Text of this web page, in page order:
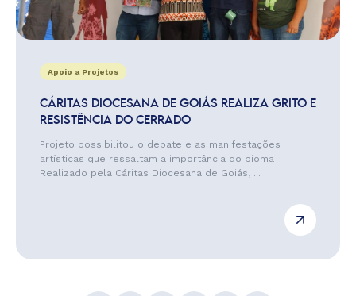
Apoio a Projetos
CÁRITAS DIOCESANA DE GOIÁS REALIZA GRITO E
RESISTÊNCIA DO CERRADO
Projeto possibilitou o debate e as manifestações
artísticas que ressaltam a importância do bioma
Realizado pela Cáritas Diocesana de Goiás, ...